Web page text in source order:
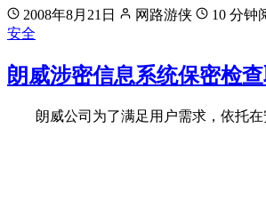
2008年8月21日 网路游侠 10 分钟
安全
朗威涉密信息系统保密检
朗威公司为了满足用户需求，依托在